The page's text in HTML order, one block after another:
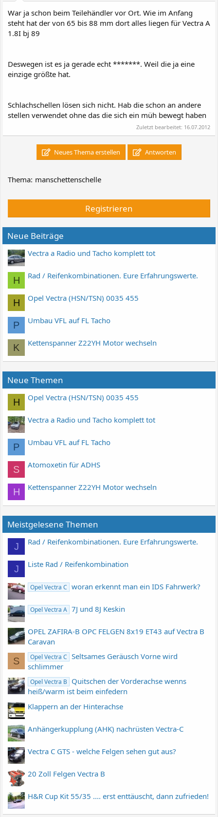
War ja schon beim Teilehändler vor Ort. Wie im Anfang
steht hat der von 65 bis 88 mm dort alles liegen für Vectra A
1.8I bj 89
Deswegen ist es ja gerade echt *******. Weil die ja eine
einzige größte hat.
Schlachschellen lösen sich nicht. Hab die schon an andere
stellen verwendet ohne das die sich ein müh bewegt haben
Zuletzt bearbeitet: 16.07.2012
Neues Thema erstellen Antworten
Thema: manschettenschelle
Registrieren
Neue Beiträge
Vectra a Radio und Tacho komplett tot
H Rad / Reifenkombinationen. Eure Erfahrungswerte.
H Opel Vectra (HSN/TSN) 0035 455
P Umbau VFL auf FL Tacho
K Kettenspanner Z22YH Motor wechseln
Neue Themen
H Opel Vectra (HSN/TSN) 0035 455
Vectra a Radio und Tacho komplett tot
P Umbau VFL auf FL Tacho
S Atomoxetin für ADHS
H Kettenspanner Z22YH Motor wechseln
Meistgelesene Themen
J Rad / Reifenkombinationen. Eure Erfahrungswerte.
J Liste Rad / Reifenkombination
Opel Vectra C woran erkennt man ein IDS Fahrwerk?
Opel Vectra A 7J und 8J Keskin
OPEL ZAFIRA-B OPC FELGEN 8x19 ET43 auf Vectra B
Caravan
S Opel Vectra C
Seltsames Geräusch Vorne wird
schlimmer
Opel Vectra B Quitschen der Vorderachse wenns
heiß/warm ist beim einfedern
Klappern an der Hinterachse
Anhängerkupplung (AHK) nachrüsten Vectra-C
Vectra C GTS - welche Felgen sehen gut aus?
20 Zoll Felgen Vectra B
H&R Cup Kit 55/35 .... erst enttäuscht, dann zufrieden!